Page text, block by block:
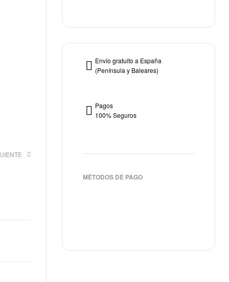
Envío gratuito a España
(Península y Baleares)
Pagos
100% Seguros
MÉTODOS DE PAGO